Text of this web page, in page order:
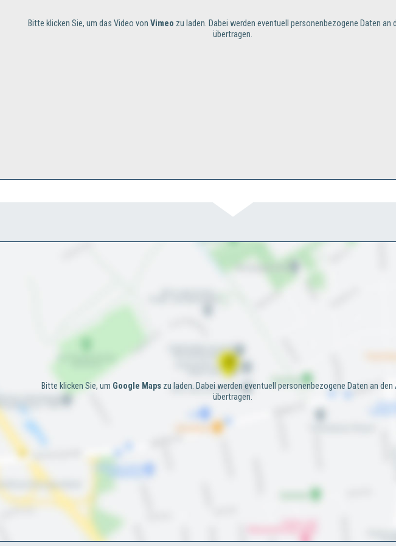
Bitte klicken Sie, um das Video vonVimeo zu laden. Dabei werden eventuell personenbezogene Daten an
übertragen.
Bitte klicken Sie, um Google Mapszu laden. Dabei werden eventuell personenbezogene Daten an den
übertragen.